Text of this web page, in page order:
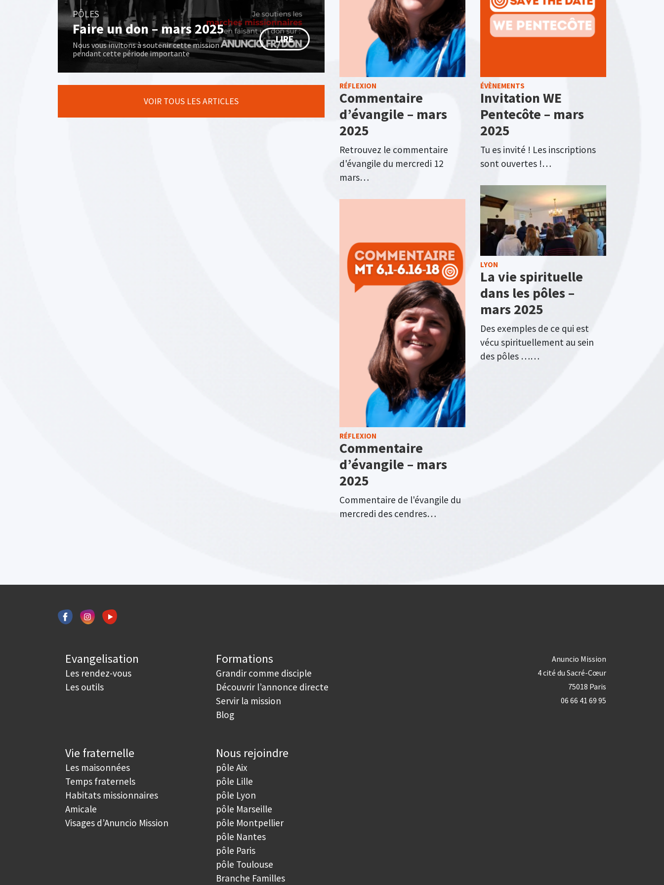
PÔLES
Faire un don – mars 2025
Nous vous invitons à soutenir cette mission
pendant cette période importante
LIRE
VOIR TOUS LES ARTICLES
RÉFLEXION
Commentaire
d’évangile – mars
2025
Retrouvez le commentaire
d'évangile du mercredi 12
mars…
RÉFLEXION
Commentaire
d’évangile – mars
2025
Commentaire de l'évangile du
mercredi des cendres…
ÉVÈNEMENTS
Invitation WE
Pentecôte – mars
2025
Tu es invité ! Les inscriptions
sont ouvertes !…
LYON
La vie spirituelle
dans les pôles –
mars 2025
Des exemples de ce qui est
vécu spirituellement au sein
des pôles ……
Evangelisation
Les rendez-vous
Les outils
Formations
Grandir comme disciple
Découvrir l’annonce directe
Servir la mission
Blog
Vie fraternelle
Les maisonnées
Temps fraternels
Habitats missionnaires
Amicale
Visages d’Anuncio Mission
Nous rejoindre
pôle Aix
pôle Lille
pôle Lyon
pôle Marseille
pôle Montpellier
pôle Nantes
pôle Paris
pôle Toulouse
Branche Familles
Anuncio Mission
4 cité du Sacré-Cœur
75018 Paris
06 66 41 69 95